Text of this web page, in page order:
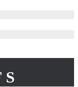
S